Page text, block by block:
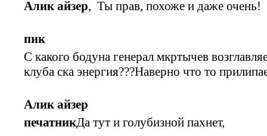
Алик айзер, Ты прав, похоже и даже очень!
пик
С какого бодуна генерал мкртычев
клуба ска энергия???Наверно что то
Алик айзер
печатникДа тут и голубизной пахнет,